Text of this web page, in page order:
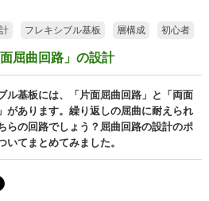
初心者
層構成
フレキシブル基板
屈曲回路」の設計
ル基板には、「片面屈曲回路」と「両面
があります。繰り返しの屈曲に耐えられ
らの回路でしょう？屈曲回路の設計のポ
いてまとめてみました。